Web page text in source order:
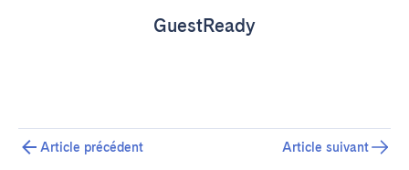
GuestReady
Article précédent Article suivant